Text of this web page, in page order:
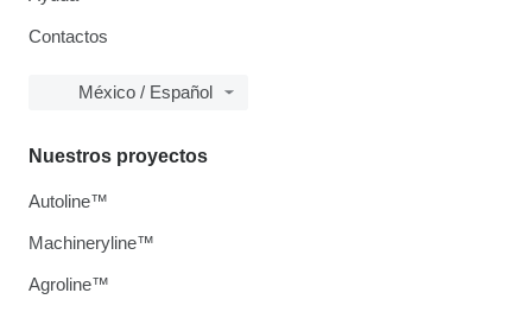
Contactos
México / Español
Nuestros proyectos
Autoline™
Machineryline™
Agroline™